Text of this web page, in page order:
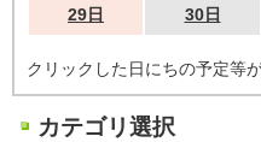
29日 30日
クリックした日にちの予定等
カテゴリ選択